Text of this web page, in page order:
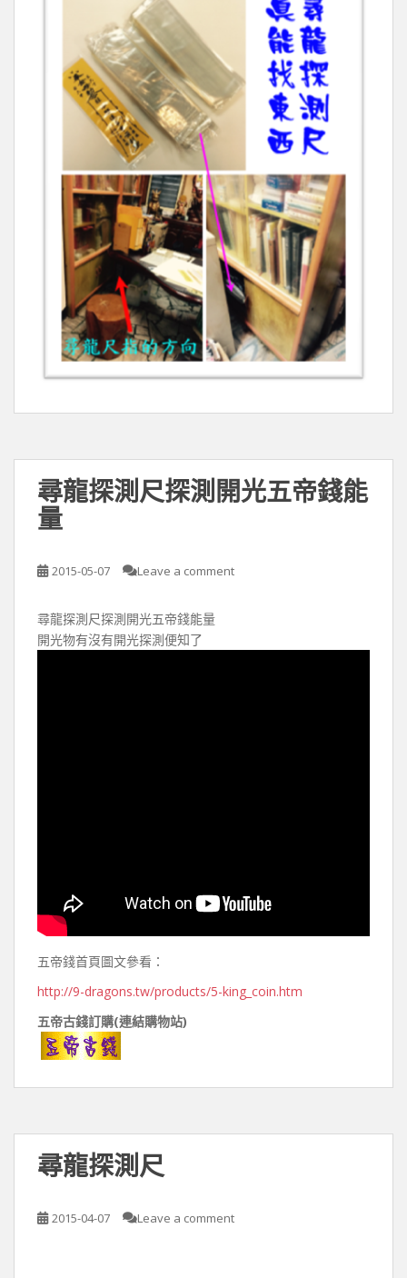
尋龍探測尺探測開光五帝錢能
量
2015-05-07 Leave a comment
尋龍探測尺探測開光五帝錢能量
開光物有沒有開光探測便知了
五帝錢首頁圖文參看：
http://9-dragons.tw/products/5-king_coin.htm
五帝古錢訂購(連結購物站)
尋龍探測尺
2015-04-07 Leave a comment